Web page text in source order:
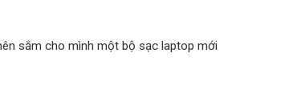
sắm cho mình một bộ sạc laptop mới